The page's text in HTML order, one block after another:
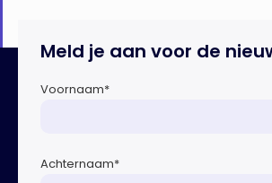
Meld je aan voor de
Voornaam*
Achternaam*